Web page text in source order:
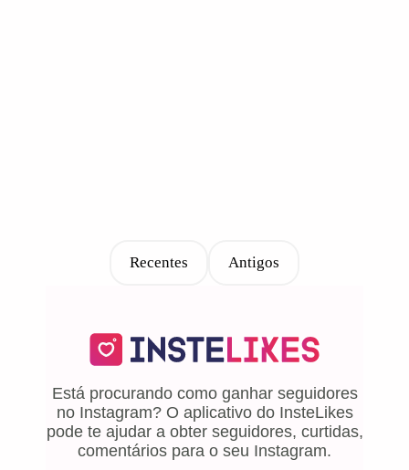
Recentes Antigos
Está procurando como ganhar seguidores
no Instagram? O aplicativo do InsteLikes
pode te ajudar a obter seguidores, curtidas,
comentários para o seu Instagram.